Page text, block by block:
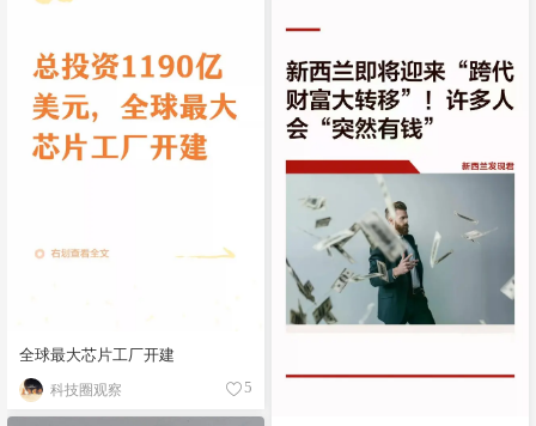
全球最大芯片工厂开建
科技圈观察 5